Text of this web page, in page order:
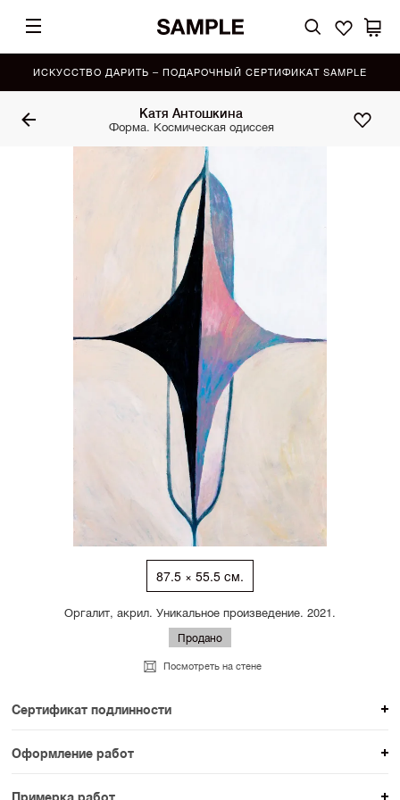
ИСКУССТВО ДАРИТЬ – ПОДАРОЧНЫЙ СЕРТИФИКАТ SAMPLE
Катя Антошкина
Форма. Космическая одиссея
87.5 × 55.5 см.
Оргалит, акрил. Уникальное произведение. 2021.
Продано
Посмотреть на стене
Сертификат подлинности
К каждому авторскому произведению мы
прикладываем сертификат подлинности. Для товаров
раздела SAMPLE СЕРИЯ сертификаты не
Оформление работ
При покупке произведения вы можете выбрать и
Примерка работ